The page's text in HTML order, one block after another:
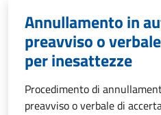
Annullamento in
preavviso o
per inesattezze
Procedimento di
preavviso o verbale di